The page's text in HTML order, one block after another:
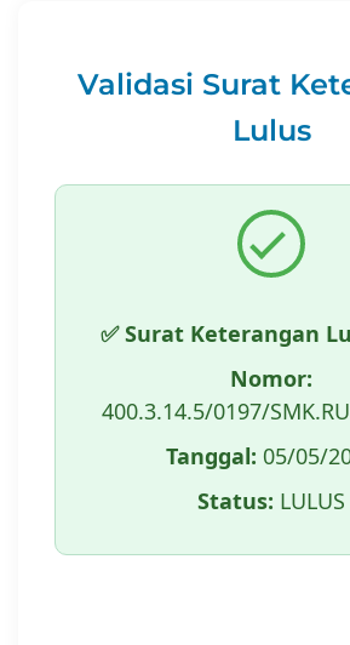
Validasi Surat
Lulus
✅ Surat Keterangan
Nomor:
400.3.14.5/0197/
Tanggal: 05/05/
Status: LULUS